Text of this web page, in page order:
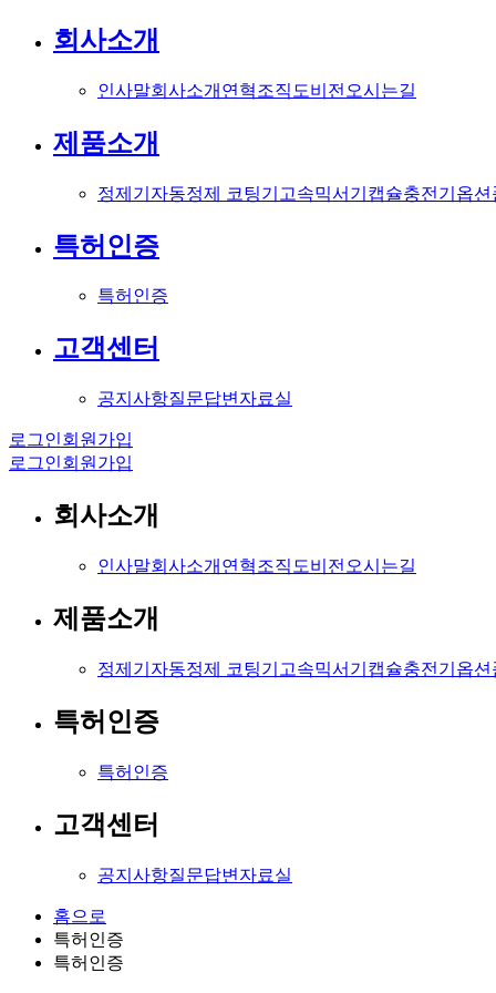
회사소개
인사말회사소개 연혁조직도비전 오시는길
제품소개
정제기 자동정제 코팅기 고속믹서기 캡슐충전기 옵션
특허인증
특허인증
고객센터
공지사항질문답변 자료실
로그인회원가입
로그인회원가입
회사소개
인사말회사소개 연혁조직도비전 오시는길
제품소개
정제기 자동정제 코팅기 고속믹서기 캡슐충전기 옵션
특허인증
특허인증
고객센터
공지사항질문답변 자료실
홈으로
특허인증
특허인증